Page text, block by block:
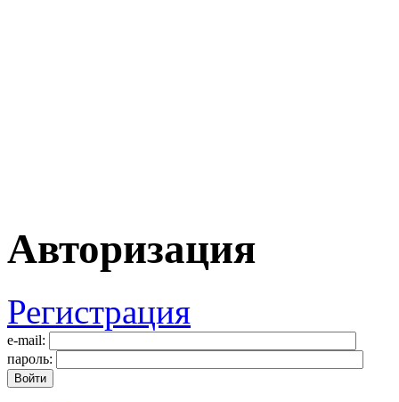
Авторизация
Регистрация
e-mail:
пароль: